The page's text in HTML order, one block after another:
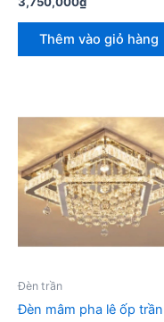
Thêm vào giỏ hàng
Đèn trần
Đèn mâm pha lê ốp trần